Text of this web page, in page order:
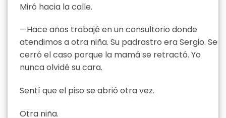
Miró hacia la calle.
—Hace años trabajé en un consultorio donde
atendimos a otra niña. Su padrastro era Sergio. Se
cerró el caso porque la mamá se retractó. Yo
nunca olvidé su cara.
Sentí que el piso se abrió otra vez.
Otra niña.